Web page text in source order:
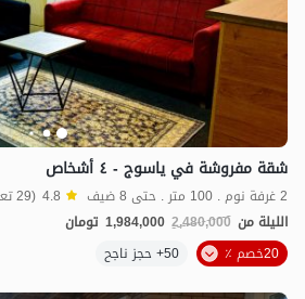
شقة مفروشة في ياسوج - ٤ أشخاص
2 غرفة نوم . 100 متر . حتى 8 ضيف 4.8 (29 تعليق)
الليلة من 2,480,000
1,984,000 تومان
20خصم ٪
50+ حجز ناجح